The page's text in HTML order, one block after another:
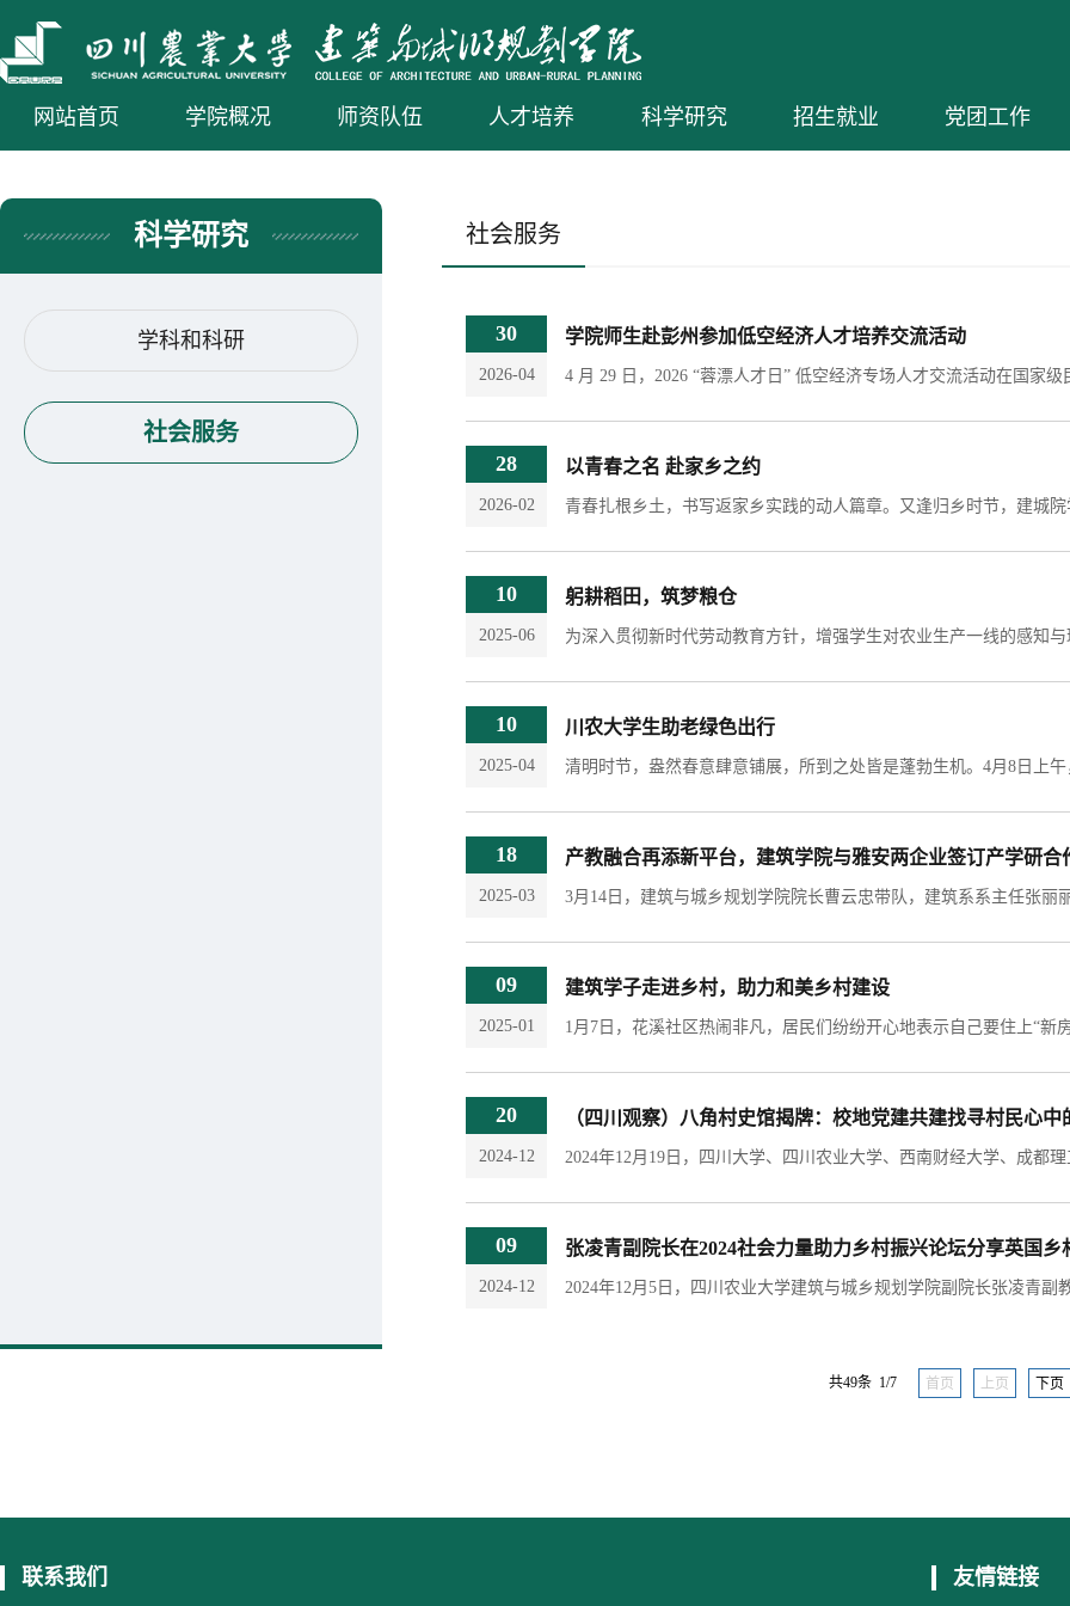
网站首页 学院概况 师资队伍 人才培养 科学研究 招生就业 党团工作
科学研究
学科和科研
社会服务
社会服务
30
2026-04
学院师生赴彭州参加低空经济人才培养交流活动
28
2026-02
以青春之名 赴家乡之约
10
2025-06
躬耕稻田，筑梦粮仓
10
2025-04
川农大学生助老绿色出行
18
2025-03
产教融合再添新平台，建筑学院与雅安两企业签订产学研合
09
2025-01
建筑学子走进乡村，助力和美乡村建设
20
2024-12
（四川观察）八角村史馆揭牌：校地党建共建找寻村民心中
09
2024-12
张凌青副院长在2024社会力量助力乡村振兴论坛分享英国乡
共49条 1/7 首页 上页 下页
联系我们 友情链接